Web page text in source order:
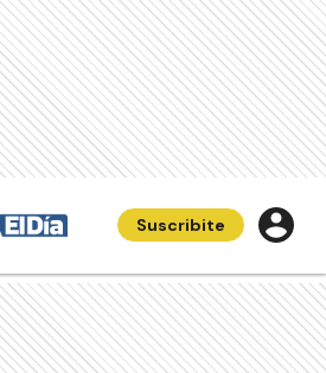
Suscribite